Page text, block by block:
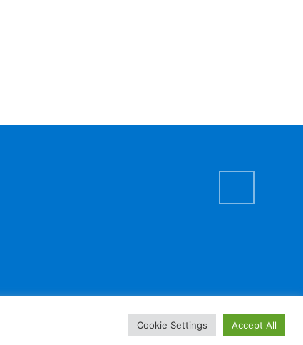
Cookie Settings Accept All